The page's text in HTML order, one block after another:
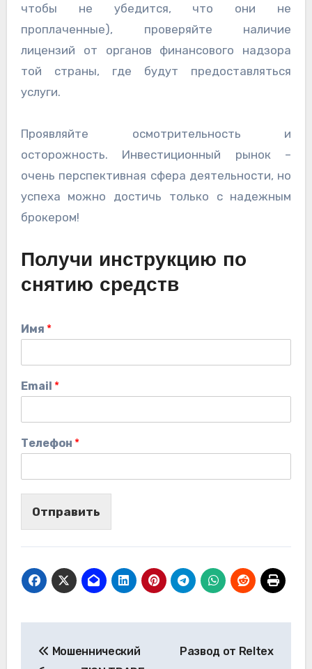
чтобы не убедится, что они не
проплаченные), проверяйте наличие
лицензий от органов финансового надзора
той страны, где будут предоставляться
услуги.
Проявляйте осмотрительность и
осторожность. Инвестиционный рынок –
очень перспективная сфера деятельности, но
успеха можно достичь только с надежным
брокером!
Получи инструкцию по
снятию средств
Имя *
Email *
Телефон *
Отправить
по
Мошеннический
Развод от Reltex